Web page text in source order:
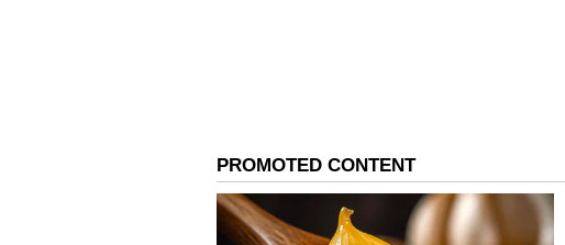
FAME 2
இந்திய அரசின் கனரக தொழில்கள்